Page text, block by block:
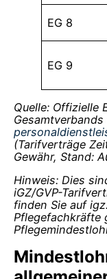
EG 8
EG 9
Quelle: Offizielle
(Tarifverträge
Gewähr, Stand:
Hinweis: Dies
iGZ/GVP-
finden Sie auf
Pflegefachkräfte